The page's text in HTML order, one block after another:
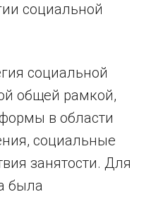
социальной
социальной
общей рамкой,
в области
социальные
занятости. Для
была